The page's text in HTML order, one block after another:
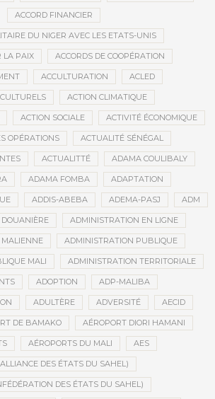
ACCORD FINANCIER
DU NIGER AVEC LES ETATS-UNIS
LA PAIX ACCORDS DE COOPÉRATION
ACCULTURATION ACLED
ACTION CLIMATIQUE
ACTION SOCIALE ACTIVITÉ ÉCONOMIQUE
OPÉRATIONS ACTUALITÉ SÉNÉGAL
ACTUALITTÉ ADAMA COULIBALY
ADAMA FOMBA ADAPTATION
ADDIS-ABEBA ADEMA-PASJ ADM
ADMINISTRATION EN LIGNE
ADMINISTRATION PUBLIQUE
MALI ADMINISTRATION TERRITORIALE
ADOPTION ADP-MALIBA
ADULTÈRE ADVERSITÉ AECID
DE BAMAKO AÉROPORT DIORI HAMANI
AÉROPORTS DU MALI AES
DES ÉTATS DU SAHEL)
DES ÉTATS DU SAHEL)